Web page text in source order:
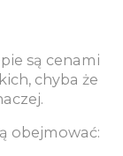
są cenami
chyba że
obejmować: